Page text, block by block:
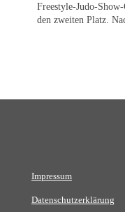
Freestyle-Judo-
den zweiten Platz.
Impressum
Datenschutzerklärung